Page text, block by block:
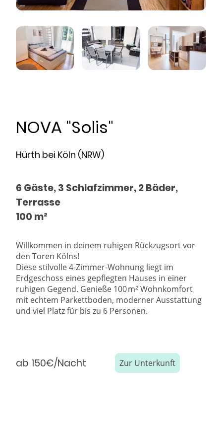
NOVA "Solis"
Hürth bei Köln (NRW)
6 Gäste, 3 Schlafzimmer, 2 Bäder,
Terrasse
100 m²
Willkommen in deinem ruhigen Rückzugsort vor
den Toren Kölns!
Diese stilvolle 4-Zimmer-Wohnung liegt im
Erdgeschoss eines gepflegten Hauses in einer
ruhigen Gegend. Genieße 100 m² Wohnkomfort
mit echtem Parkettboden, moderner Ausstattung
und viel Platz für bis zu 6 Personen.
ab 150€/Nacht Zur Unterkunft